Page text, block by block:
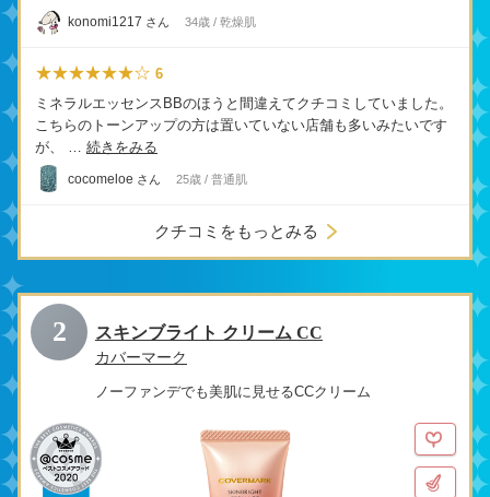
konomi1217 さん 34歳 / 乾燥肌
★★★★★★☆ 6
ミネラルエッセンスBBのほうと間違えてクチコミしていました。
こちらのトーンアップの方は置いていない店舗も多いみたいです
が、 … 続きをみる
cocomeloe さん 25歳 / 普通肌
クチコミをもっとみる
2 スキンブライト クリーム CC
カバーマーク
ノーファンデでも美肌に見せるCCクリーム